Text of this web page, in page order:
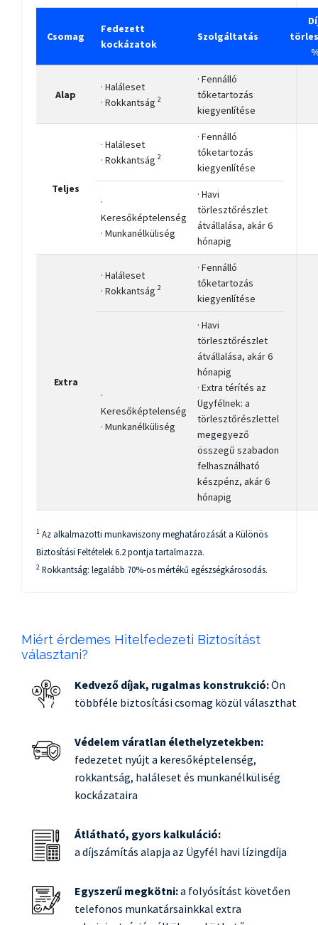
Csomag
Fedezett
kockázatok
Szolgáltatás
Alap
· Haláleset
· Rokkantság 2
· Fennálló
tőketartozás
kiegyenlítése
Teljes
· Haláleset
· Rokkantság 2
· Fennálló
tőketartozás
kiegyenlítése
·
Keresőképtelenség
· Munkanélküliség
· Havi
törlesztőrészlet
átvállalása, akár 6
hónapig
Extra
· Haláleset
· Rokkantság 2
· Fennálló
tőketartozás
kiegyenlítése
·
Keresőképtelenség
· Munkanélküliség
· Havi
törlesztőrészlet
átvállalása, akár 6
hónapig
· Extra térítés az
Ügyfélnek: a
törlesztőrészlettel
megegyező
összegű szabadon
felhasználható
készpénz, akár 6
hónapig
1 Az alkalmazotti munkaviszony meghatározását a Különös
Biztosítási Feltételek 6.2 pontja tartalmazza.
2 Rokkantság: legalább 70%-os mértékű egészségkárosodás.
Miért érdemes Hitelfedezeti Biztosítást
választani?
Kedvező díjak, rugalmas konstrukció:Ön
többféle biztosítási csomag közül választhat
Védelem váratlan élethelyzetekben:
fedezetet nyújt a keresőképtelenség,
rokkantság, haláleset és munkanélküliség
kockázataira
Átlátható, gyors kalkuláció:
a díjszámítás alapja az Ügyfél havi lízingdíja
Egyszerű megkötni:a folyósítást követően
telefonos munkatársainkkal extra